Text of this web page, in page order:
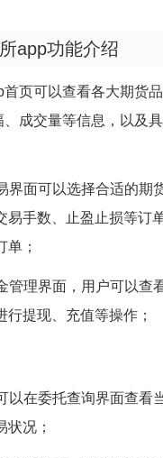
app功能介绍
页可以查看各大期货
成交量等信息，以及
界面可以选择合适的期
易手数、止盈止损等订
单；
管理界面，用户可以查
行提现、充值等操作；
以在委托查询界面查看
状况；